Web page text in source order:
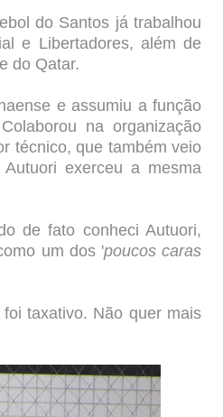
do Santos já trabalhou
e Libertadores, além de
do Qatar.
e assumiu a função
na organização
técnico, que também veio
exerceu a mesma
de fato conheci Autuori,
um dos 'poucos caras
taxativo. Não quer mais